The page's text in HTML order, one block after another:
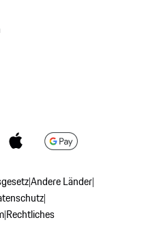
|Andere Länder|
|
|Rechtliches